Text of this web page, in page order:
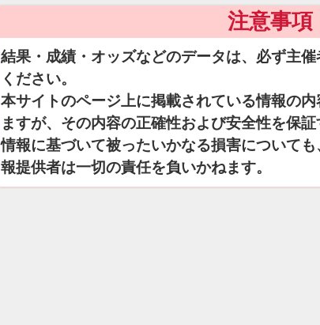
注意事項
結果・成績・オッズなどのデータは、必ず主
ください。
本サイトのページ上に掲載されている情報の
ますが、その内容の正確性および安全性を保
情報に基づいて被ったいかなる損害について
報提供者は一切の責任を負いかねます。